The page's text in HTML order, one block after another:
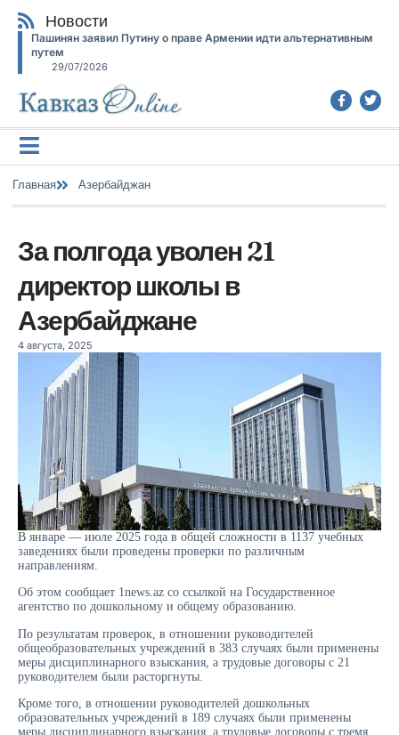
Новости
Пашинян заявил Путину о праве Армении идти альтернативным
путем
29/07/2026
Главная Азербайджан
За полгода уволен 21
директор школы в
Азербайджане
4 августа, 2025
В январе — июле 2025 года в общей сложности в 1137 учебных
заведениях были проведены проверки по различным
направлениям.
Об этом сообщает 1news.az со ссылкой на Государственное
агентство по дошкольному и общему образованию.
По результатам проверок, в отношении руководителей
общеобразовательных учреждений в 383 случаях были применены
меры дисциплинарного взыскания, а трудовые договоры с 21
руководителем были расторгнуты.
Кроме того, в отношении руководителей дошкольных
образовательных учреждений в 189 случаях были применены
меры дисциплинарного взыскания, а трудовые договоры с тремя